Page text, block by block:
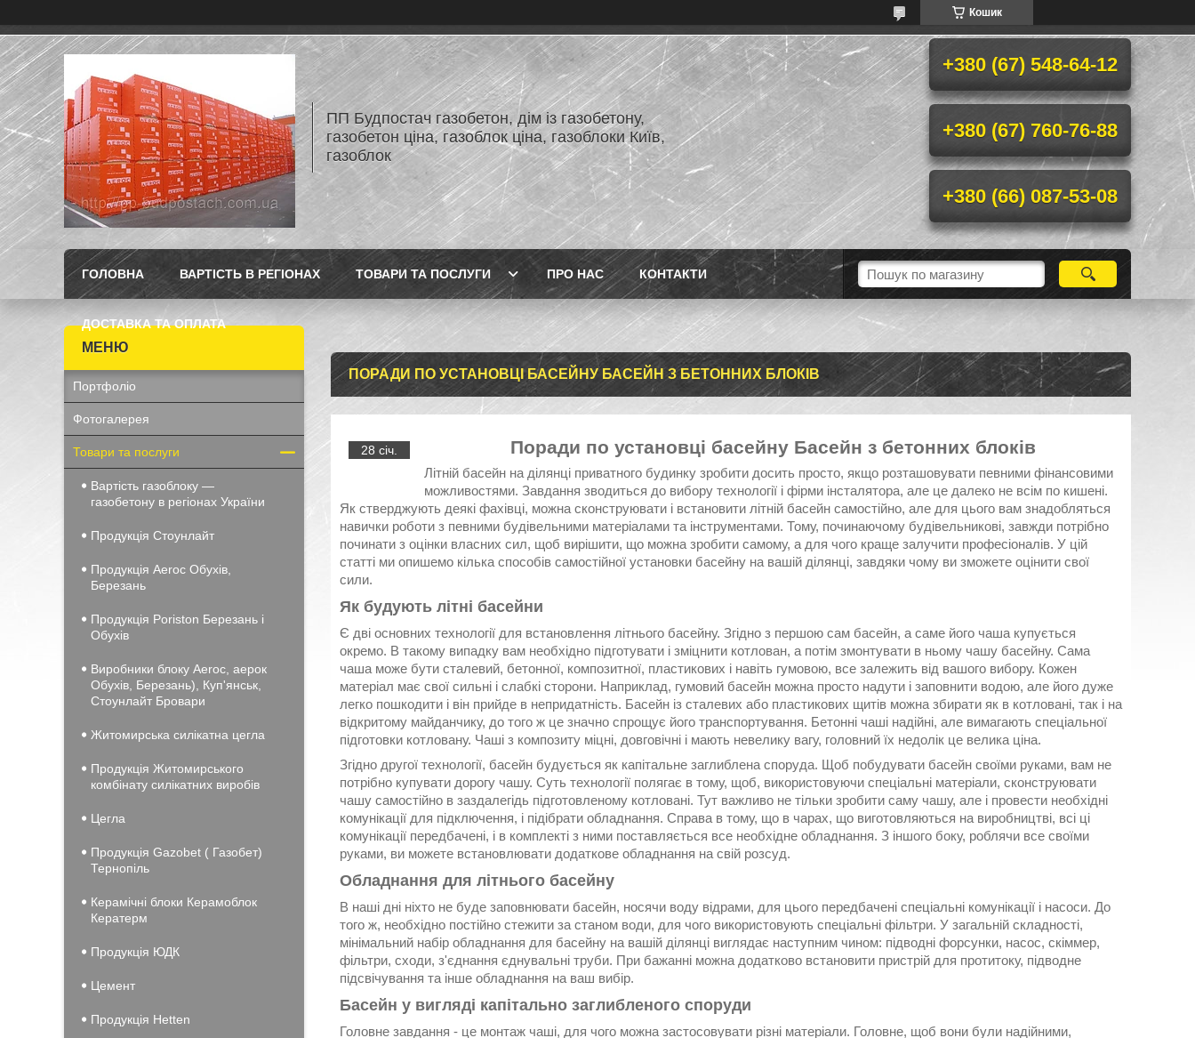
Кошик
ПП Будпостач газобетон, дім із газобетону,
газобетон ціна, газоблок ціна, газоблоки Київ,
газоблок
+380 (67) 548-64-12
+380 (67) 760-76-88
+380 (66) 087-53-08
ГОЛОВНА ВАРТІСТЬ В РЕГІОНАХ ТОВАРИ ТА ПОСЛУГИ ПРО НАС КОНТАКТИ
ДОСТАВКА ТА ОПЛАТА
ПОРАДИ ПО УСТАНОВЦІ БАСЕЙНУ БАСЕЙН З БЕТОННИХ БЛОКІВ
28 січ. Поради по установці басейну Басейн з бетонних блоків
Літній басейн на ділянці приватного будинку зробити досить просто, якщо розташовувати певними фінансовими
можливостями. Завдання зводиться до вибору технології і фірми інсталятора, але це далеко не всім по кишені.
Як стверджують деякі фахівці, можна сконструювати і встановити літній басейн самостійно, але для цього вам знадобляться
навички роботи з певними будівельними матеріалами та інструментами. Тому, починаючому будівельникові, завжди потрібно
починати з оцінки власних сил, щоб вирішити, що можна зробити самому, а для чого краще залучити професіоналів. У цій
статті ми опишемо кілька способів самостійної установки басейну на вашій ділянці, завдяки чому ви зможете оцінити свої
сили.
Як будують літні басейни
Є дві основних технології для встановлення літнього басейну. Згідно з першою сам басейн, а саме його чаша купується
окремо. В такому випадку вам необхідно підготувати і зміцнити котлован, а потім змонтувати в ньому чашу басейну. Сама
чаша може бути сталевий, бетонної, композитної, пластикових і навіть гумовою, все залежить від вашого вибору. Кожен
матеріал має свої сильні і слабкі сторони. Наприклад, гумовий басейн можна просто надути і заповнити водою, але його дуже
легко пошкодити і він прийде в непридатність. Басейн із сталевих або пластикових щитів можна збирати як в котловані, так і на
відкритому майданчику, до того ж це значно спрощує його транспортування. Бетонні чаші надійні, але вимагають спеціальної
підготовки котловану. Чаші з композиту міцні, довговічні і мають невелику вагу, головний їх недолік це велика ціна.
Згідно другої технології, басейн будується як капітальне заглиблена споруда. Щоб побудувати басейн своїми руками, вам не
потрібно купувати дорогу чашу. Суть технології полягає в тому, щоб, використовуючи спеціальні матеріали, сконструювати
чашу самостійно в заздалегідь підготовленому котловані. Тут важливо не тільки зробити саму чашу, але і провести необхідні
комунікації для підключення, і підібрати обладнання. Справа в тому, що в чарах, що виготовляються на виробництві, всі ці
комунікації передбачені, і в комплекті з ними поставляється все необхідне обладнання. З іншого боку, роблячи все своїми
руками, ви можете встановлювати додаткове обладнання на свій розсуд.
Обладнання для літнього басейну
В наші дні ніхто не буде заповнювати басейн, носячи воду відрами, для цього передбачені спеціальні комунікації і насоси. До
того ж, необхідно постійно стежити за станом води, для чого використовують спеціальні фільтри. У загальній складності,
мінімальний набір обладнання для басейну на вашій ділянці виглядає наступним чином: підводні форсунки, насос, скіммер,
фільтри, сходи, з'єднання єднувальні труби. При бажанні можна додатково встановити пристрій для протитоку, підводне
підсвічування та інше обладнання на ваш вибір.
Басейн у вигляді капітально заглибленого споруди
Головне завдання - це монтаж чаші, для чого можна застосовувати різні матеріали. Головне, щоб вони були надійними,
Портфоліо
Фотогалерея
Товари та послуги
Вартість газоблоку —
газобетону в регіонах України
Продукція Стоунлайт
Продукція Aeroc Обухів,
Березань
Продукція Poriston Березань і
Обухів
Виробники блоку Aeroc, аерок
Обухів, Березань), Куп'янськ,
Стоунлайт Бровари
Житомирська силікатна цегла
Продукція Житомирського
комбінату силікатних виробів
Цегла
Продукція Gazobet ( Газобет)
Тернопіль
Керамічні блоки Керамоблок
Кератерм
Продукція ЮДК
Цемент
Продукція Hеtten